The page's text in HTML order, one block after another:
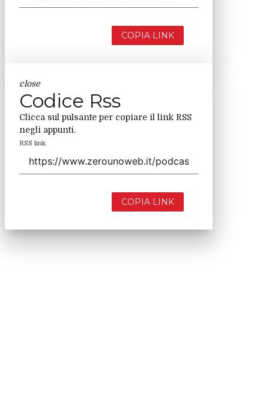
COPIA LINK
close
Codice Rss
Clicca sul pulsante per copiare il link RSS
negli appunti.
RSS link
COPIA LINK